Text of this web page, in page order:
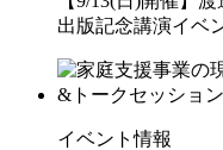
出版記念講演イベ
イベント情報